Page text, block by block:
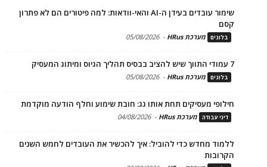
שימור עובדים בעידן ה-AI והאי-וודאות: למה פיטורים הם לא פתרון
קסם
בלוגים מערכת HRus -
05/08/2026
7 עמודי התווך שיש להציב בבסיס תהליך הגיוס ומיתוג המעסיק
בלוגים מערכת HRus -
05/08/2026
חילופי מעסיקים תחת אותו גג: חובת שימוע וחלף הודעה מוקדמת
דיני עבודה מערכת HRus -
04/08/2026
ללמוד מחדש כדי להוביל: איך להכשיר את העובדים לחמש השנים
הקרובות